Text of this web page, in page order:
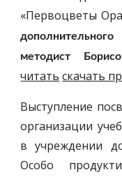
«Первоцветы
методист
читать скачать
Выступление
организации
в учреждении
Особо